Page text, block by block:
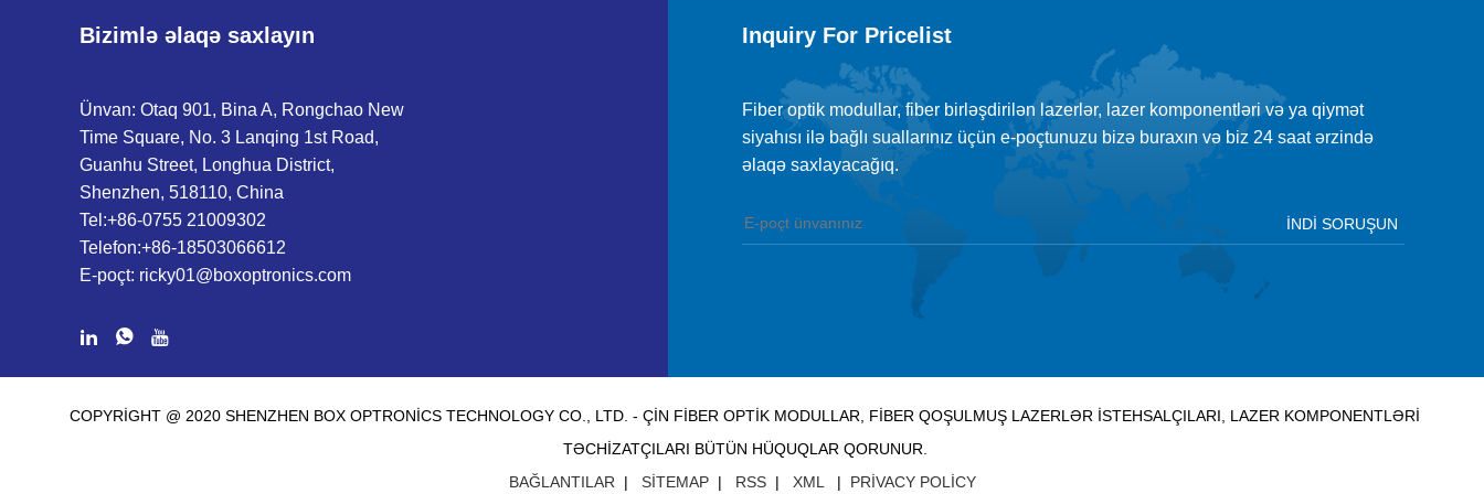
Bizimlə əlaqə saxlayın
Ünvan: Otaq 901, Bina A, Rongchao New
Time Square, No. 3 Lanqing 1st Road,
Guanhu Street, Longhua District,
Shenzhen, 518110, China
Tel:+86-0755 21009302
Telefon:+86-18503066612
E-poçt: ricky01@boxoptronics.com
Inquiry For Pricelist
Fiber optik modullar, fiber birləşdirilən lazerlər, lazer komponentləri və ya qiymət
siyahısı ilə bağlı suallarınız üçün e-poçtunuzu bizə buraxın və biz 24 saat ərzində
əlaqə saxlayacağıq.
COPYRIGHT @ 2020 SHENZHEN BOX OPTRONICS TECHNOLOGY CO., LTD. - ÇIN FIBER OPTIK MODULLAR, FIBER QOŞULMUŞ LAZERLƏR İSTEHSALÇILARI, LAZER KOMPONENTLƏRI
TƏCHIZATÇILARI BÜTÜN HÜQUQLAR QORUNUR.
BAĞLANTILAR | SITEMAP| RSS| XML | PRIVACY POLICY